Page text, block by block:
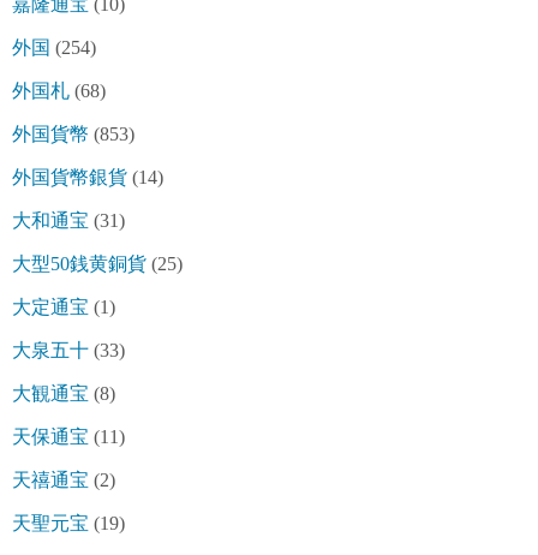
嘉隆通宝 (10)
外国 (254)
外国札 (68)
外国貨幣 (853)
外国貨幣銀貨 (14)
大和通宝 (31)
大型50銭黄銅貨 (25)
大定通宝 (1)
大泉五十 (33)
大観通宝 (8)
天保通宝 (11)
天禧通宝 (2)
天聖元宝 (19)